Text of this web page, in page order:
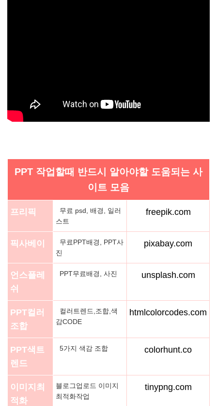
PPT 작업할때 반드시 알아야할 도움되는 사
이트 모음
프리픽
무료 psd, 배경, 일러
스트
freepik.com
픽사베이
무료PPT배경, PPT사
진
pixabay.com
언스플레
쉬
PPT무료배경, 사진 unsplash.com
PPT컬러
조합
컬러트렌드,조합,색
감CODE
htmlcolorcodes.com
PPT색트
렌드
5가지 색감 조합 colorhunt.co
이미지최
적화
블로그업로드 이미지
최적화작업
tinypng.com